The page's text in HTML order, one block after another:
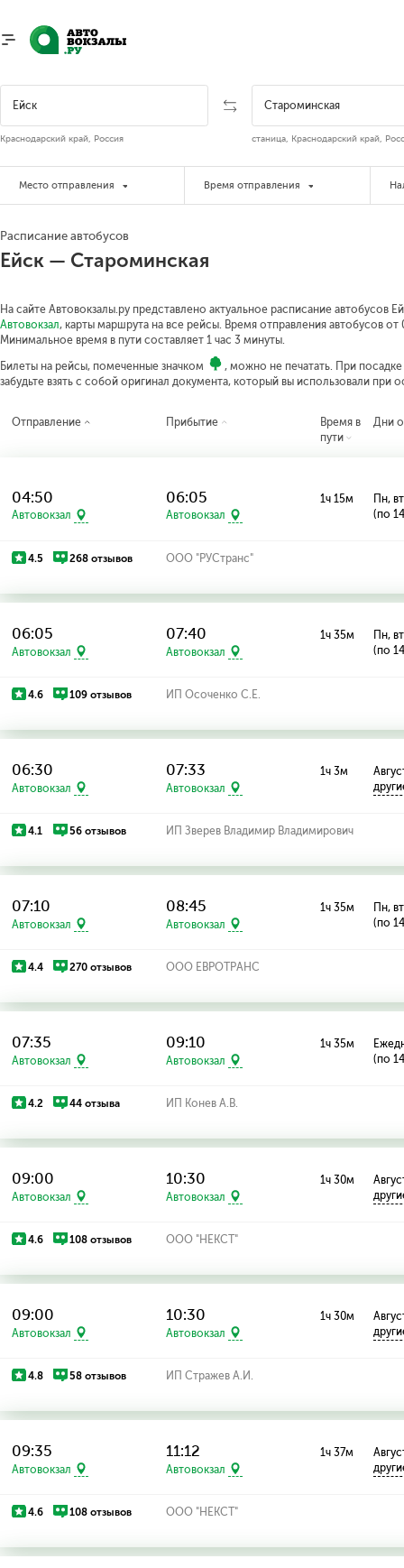
Краснодарский край, Россия станица, Краснодарский край,
Место отправления Время отправления
Расписание автобусов
Ейск — Староминская
На сайте Автовокзалы.ру представлено актуальное расписание автобусов
Автовокзал, карты маршрута на все рейсы. Время отправления автобусов от
Минимальное время в пути составляет 1 час 3 минуты.
Билеты на рейсы, помеченные значком
, можно не печатать. При
забудьте взять с собой оригинал документа, который вы использовали при
Отправление Прибытие
Время в
пути
Дни
04:50
Автовокзал
06:05
Автовокзал
1ч 15м
Пн,
(по
4.5 268 отзывов ООО "РУСтранс"
06:05
Автовокзал
07:40
Автовокзал
1ч 35м
Пн,
(по
4.6 109 отзывов ИП Осоченко С.Е.
06:30
Автовокзал
07:33
Автовокзал
1ч 3м
4.1 56 отзывов ИП Зверев Владимир Владимирович
07:10
Автовокзал
08:45
Автовокзал
1ч 35м
Пн,
(по
4.4 270 отзывов ООО ЕВРОТРАНС
07:35
Автовокзал
09:10
Автовокзал
1ч 35м
(по
4.2 44 отзыва ИП Конев А.В.
09:00
Автовокзал
10:30
Автовокзал
1ч 30м
4.6 108 отзывов ООО "НЕКСТ"
09:00
Автовокзал
10:30
Автовокзал
1ч 30м
4.8 58 отзывов ИП Стражев А.И.
09:35
Автовокзал
11:12
Автовокзал
1ч 37м
4.6 108 отзывов ООО "НЕКСТ"